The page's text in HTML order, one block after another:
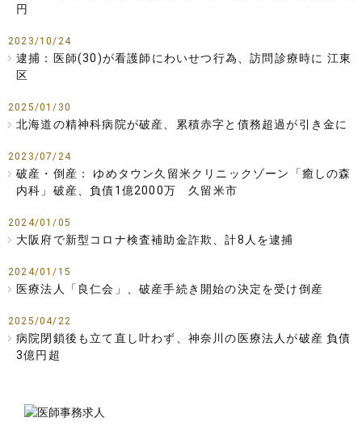
円
2023/10/24
逮捕：医師(30)が看護師にわいせつ行為、訪問診療時に 江東
区
2025/01/30
北海道の精神科病院が破産、累積赤字と債務超過が引き金に
2023/07/24
破産・倒産： ゆめタウン久留米クリニックゾーン「癒しの森
内科」破産、負債1億2000万 久留米市
2024/01/05
大阪府で新型コロナ検査補助金詐欺、計8人を逮捕
2024/01/15
医療法人「良仁会」、破産手続き開始の決定を受け倒産
2025/04/22
病院閉鎖後も立て直し叶わず、神奈川の医療法人が破産 負債
3億円超